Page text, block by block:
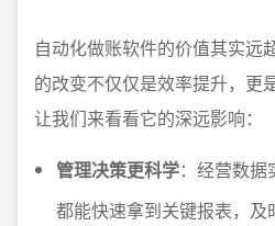
自动化做账软件的价值其实远
的改变不仅仅是效率提升，更
让我们来看看它的深远影响：
管理决策更科学：经营数
都能快速拿到关键报表，